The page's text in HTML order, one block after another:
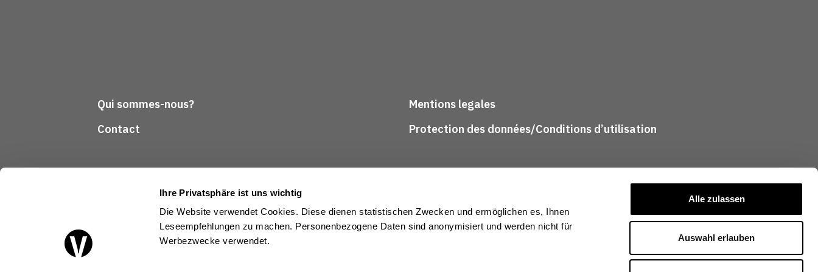
Ihre Privatsphäre ist uns wichtig
Die Website verwendet Cookies. Diese dienen statistischen Zwecken und ermöglichen es, Ihnen
Leseempfehlungen zu machen. Personenbezogene Daten sind anonymisiert und werden nicht für
Werbezwecke verwendet.
Alle zulassen
Auswahl erlauben
Qui sommes-nous?
Contact
Mentions legales
Protection des données/Conditions d’utilisation